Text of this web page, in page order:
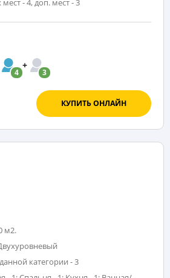
- 4, доп. мест - 3
4 3
КУПИТЬ ОНЛАЙН
м2.
категории - 3